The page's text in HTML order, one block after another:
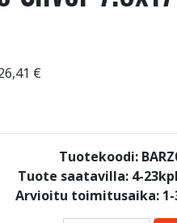
€
Tuotekoodi:
Tuote saatavilla: 4-
Arvioitu toimitusaika: 1-